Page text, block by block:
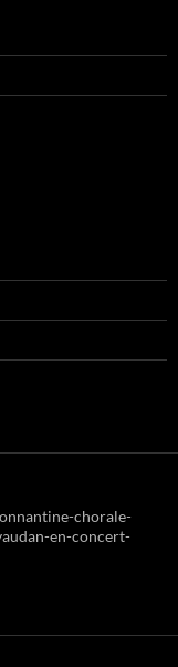
chorale-
en-concert-